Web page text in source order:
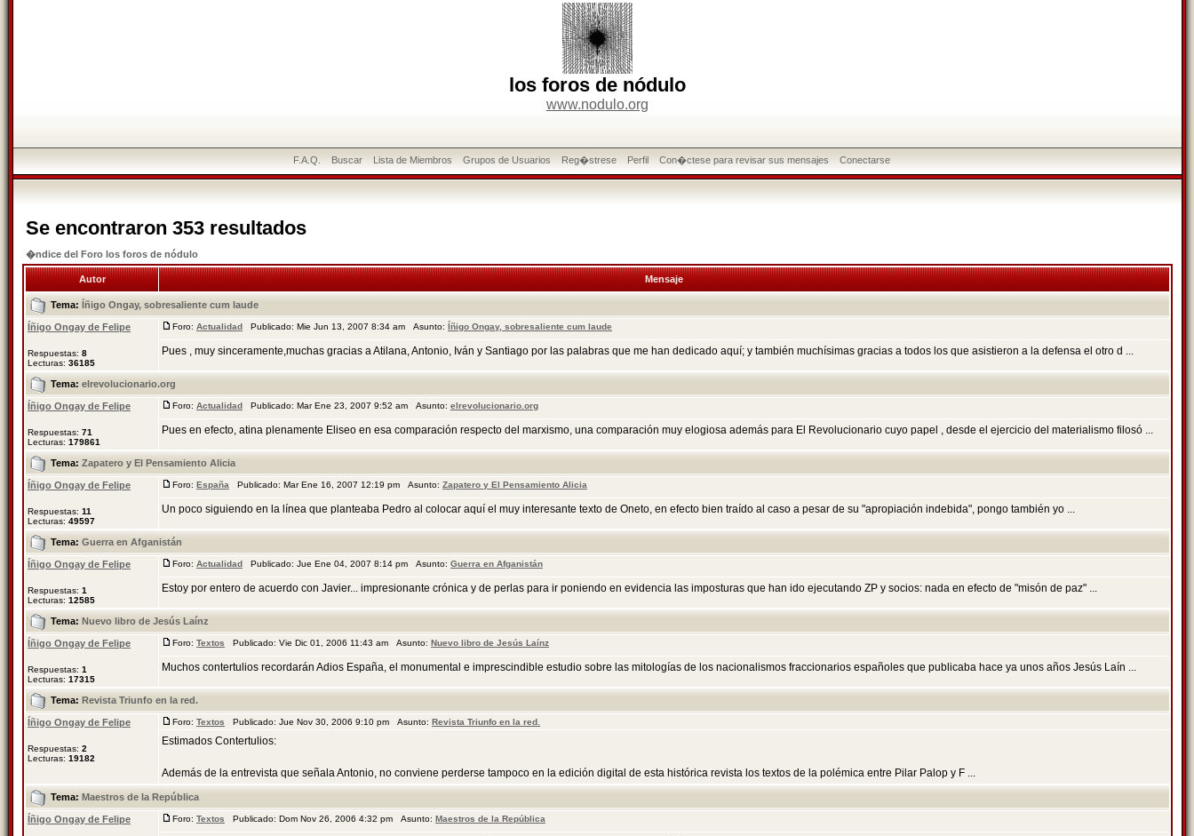
los foros de nódulo
www.nodulo.org
F.A.Q. Buscar Lista de Miembros Grupos de Usuarios Reg�strese Perfil Con�ctese para revisar sus mensajes Conectarse
Se encontraron 353 resultados
�ndice del Foro los foros de nódulo
Autor Mensaje
Tema: Íñigo Ongay, sobresaliente cum laude
Íñigo Ongay de Felipe
Respuestas: 8
Lecturas: 36185
Foro: Actualidad Publicado: Mie Jun 13, 2007 8:34 am Asunto: Íñigo Ongay, sobresaliente cum laude
Pues , muy sinceramente,muchas gracias a Atilana, Antonio, Iván y Santiago por las palabras que me han dedicado aquí; y también muchísimas gracias a todos los que asistieron a la defensa el otro d ...
Tema: elrevolucionario.org
Íñigo Ongay de Felipe
Respuestas: 71
Lecturas: 179861
Foro: Actualidad Publicado: Mar Ene 23, 2007 9:52 am Asunto: elrevolucionario.org
Pues en efecto, atina plenamente Eliseo en esa comparación respecto del marxismo, una comparación muy elogiosa además para El Revolucionario cuyo papel , desde el ejercicio del materialismo filosó ...
Tema: Zapatero y El Pensamiento Alicia
Íñigo Ongay de Felipe
Respuestas: 11
Lecturas: 49597
Foro: España Publicado: Mar Ene 16, 2007 12:19 pm Asunto: Zapatero y El Pensamiento Alicia
Un poco siguiendo en la línea que planteaba Pedro al colocar aquí el muy interesante texto de Oneto, en efecto bien traído al caso a pesar de su "apropiación indebida", pongo también yo ...
Tema: Guerra en Afganistán
Íñigo Ongay de Felipe
Respuestas: 1
Lecturas: 12585
Foro: Actualidad Publicado: Jue Ene 04, 2007 8:14 pm Asunto: Guerra en Afganistán
Estoy por entero de acuerdo con Javier... impresionante crónica y de perlas para ir poniendo en evidencia las imposturas que han ido ejecutando ZP y socios: nada en efecto de "misón de paz" ...
Tema: Nuevo libro de Jesús Laínz
Íñigo Ongay de Felipe
Respuestas: 1
Lecturas: 17315
Foro: Textos Publicado: Vie Dic 01, 2006 11:43 am Asunto: Nuevo libro de Jesús Laínz
Muchos contertulios recordarán Adios España, el monumental e imprescindible estudio sobre las mitologías de los nacionalismos fraccionarios españoles que publicaba hace ya unos años Jesús Laín ...
Tema: Revista Triunfo en la red.
Íñigo Ongay de Felipe
Respuestas: 2
Lecturas: 19182
Foro: Textos Publicado: Jue Nov 30, 2006 9:10 pm Asunto: Revista Triunfo en la red.
Estimados Contertulios:
Además de la entrevista que señala Antonio, no conviene perderse tampoco en la edición digital de esta histórica revista los textos de la polémica entre Pilar Palop y F ...
Tema: Maestros de la República
Íñigo Ongay de Felipe Foro: Textos Publicado: Dom Nov 26, 2006 4:32 pm Asunto: Maestros de la República